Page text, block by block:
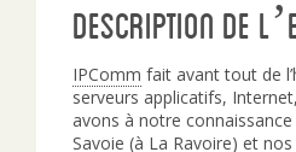
Description de
IPComm fait avant tout de
serveurs applicatifs,
avons à notre
Savoie (à La Ravoire) et